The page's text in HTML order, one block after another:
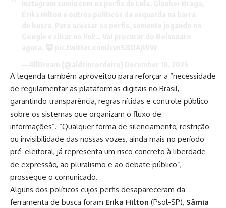
A legenda também aproveitou para reforçar a “necessidade
de regulamentar as plataformas digitais no Brasil,
garantindo transparência, regras nítidas e controle público
sobre os sistemas que organizam o fluxo de
informações”. “Qualquer forma de silenciamento, restrição
ou invisibilidade das nossas vozes, ainda mais no período
pré-eleitoral, já representa um risco concreto à liberdade
de expressão, ao pluralismo e ao debate público”,
prossegue o comunicado.
Alguns dos políticos cujos perfis desapareceram da
ferramenta de busca foram Erika Hilton (Psol-SP), Sâmia